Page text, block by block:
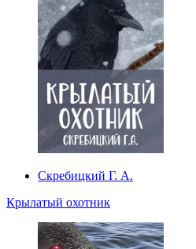
Скребицкий Г. А.
Крылатый охотник